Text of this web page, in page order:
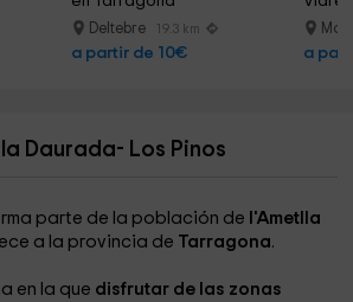
Deltebre 19.3 km
a partir de 10€ a
Daurada- Los Pinos
parte de la población de l'Ametlla
a la provincia de Tarragona.
en la que disfrutar de las zonas